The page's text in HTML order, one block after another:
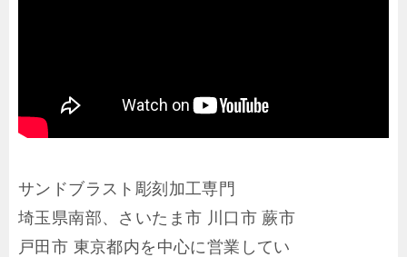
サンドブラスト彫刻加工専門
埼玉県南部、さいたま市 川口市 蕨市
戸田市 東京都内を中心に営業してい